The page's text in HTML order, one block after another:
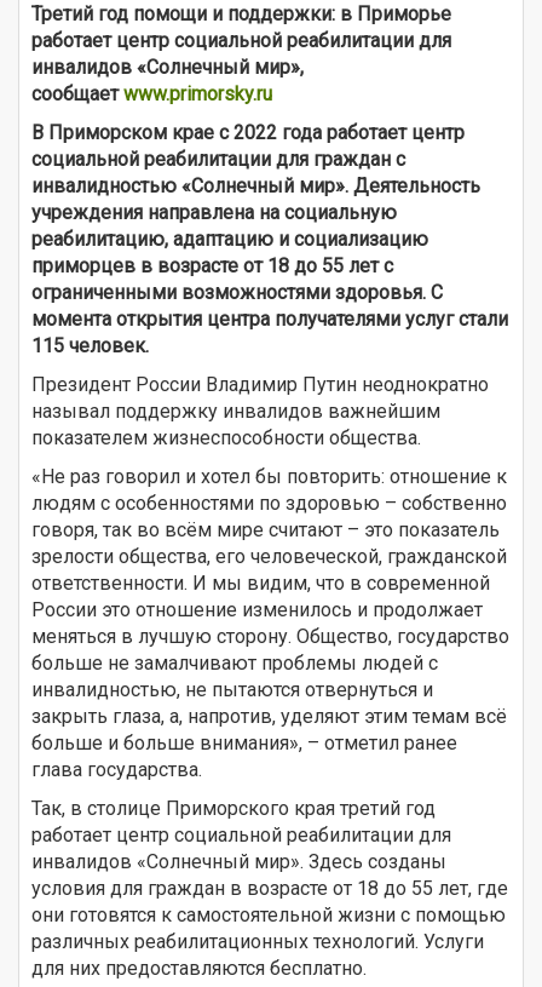
Третий год помощи и поддержки: в Приморье
работает центр социальной реабилитации для
инвалидов «Солнечный мир»,
сообщаетwww.primorsky.ru
В Приморском крае с 2022 года работает центр
социальной реабилитации для граждан с
инвалидностью «Солнечный мир». Деятельность
учреждения направлена на социальную
реабилитацию, адаптацию и социализацию
приморцев в возрасте от 18 до 55 лет с
ограниченными возможностями здоровья. С
момента открытия центра получателями услуг стали
115 человек.
Президент России Владимир Путин неоднократно
называл поддержку инвалидов важнейшим
показателем жизнеспособности общества.
«Не раз говорил и хотел бы повторить: отношение к
людям с особенностями по здоровью – собственно
говоря, так во всём мире считают – это показатель
зрелости общества, его человеческой, гражданской
ответственности. И мы видим, что в современной
России это отношение изменилось и продолжает
меняться в лучшую сторону. Общество, государство
больше не замалчивают проблемы людей с
инвалидностью, не пытаются отвернуться и
закрыть глаза, а, напротив, уделяют этим темам всё
больше и больше внимания», – отметил ранее
глава государства.
Так, в столице Приморского края третий год
работает центр социальной реабилитации для
инвалидов «Солнечный мир». Здесь созданы
условия для граждан в возрасте от 18 до 55 лет, где
они готовятся к самостоятельной жизни с помощью
различных реабилитационных технологий. Услуги
для них предоставляются бесплатно.